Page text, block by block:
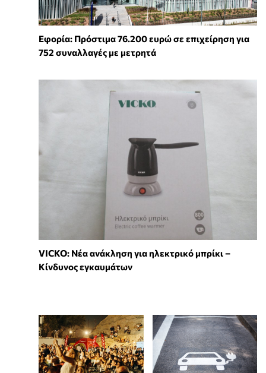
Εφορία: Πρόστιμα 76.200 ευρώ σε επιχείρηση για
752 συναλλαγές με μετρητά
VICKO: Νέα ανάκληση για ηλεκτρικό μπρίκι –
Κίνδυνος εγκαυμάτων